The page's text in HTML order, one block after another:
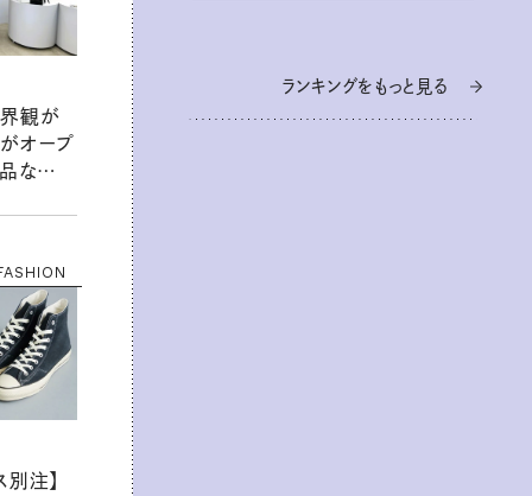
観が
オープ
注】
ランキングをもっと見る